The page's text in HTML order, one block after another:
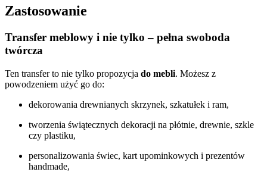
Zastosowanie
Transfer meblowy i nie tylko – pełna swoboda
twórcza
Ten transfer to nie tylko propozycja do mebli. Możesz z
powodzeniem użyć go do:
dekorowania drewnianych skrzynek, szkatułek i ram,
tworzenia świątecznych dekoracji na płótnie, drewnie, szkle
czy plastiku,
personalizowania świec, kart upominkowych i prezentów
handmade,